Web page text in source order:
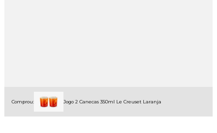
Comprou: Jogo 2 Canecas 350ml Le Creuset Laranja